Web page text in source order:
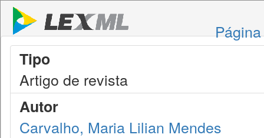
Tipo
Artigo de revista
Autor
Carvalho, Maria Lilian Mendes